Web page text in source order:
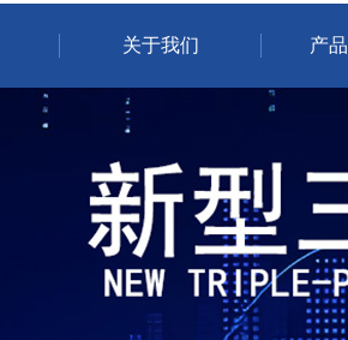
关于我们 产